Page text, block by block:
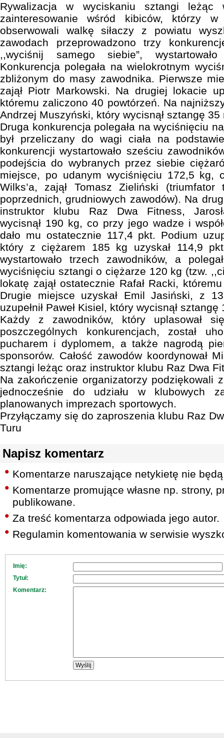
Rywalizacja w wyciskaniu sztangi leżąc
zainteresowanie wśród kibiców, którzy
obserwowali walkę siłaczy z powiatu
zawodach przeprowadzono trzy
,,wyciśnij samego siebie”,
Konkurencja polegała na wielokrotnym
zbliżonym do masy zawodnika. Pierwsze
zajął Piotr Markowski. Na drugiej lokacie
któremu zaliczono 40 powtórzeń. Na
Andrzej Muszyński, który wycisnął sztangę 35
Druga konkurencja polegała na wyciśnięciu
był przeliczany do wagi ciała na
konkurencji wystartowało sześciu
podejścia do wybranych przez siebie
miejsce, po udanym wyciśnięciu 172,5 kg,
Wilks’a, zajął Tomasz Zieliński
poprzednich, grudniowych zawodów). Na
instruktor klubu Raz Dwa Fitness,
wycisnął 190 kg, co przy jego wadze i
dało mu ostatecznie 117,4 pkt. Podium
który z ciężarem 185 kg uzyskał 114,9
wystartowało trzech zawodników, a
wyciśnięciu sztangi o ciężarze 120 kg (tzw.
lokatę zajął ostatecznie Rafał Racki,
Drugie miejsce uzyskał Emil Jasiński, z
uzupełnił Paweł Kisiel, który wycisnął sztangę
Każdy z zawodników, który uplasował
poszczególnych konkurencjach, został
pucharem i dyplomem, a także nagrodą
sponsorów. Całość zawodów koordynował
sztangi leżąc oraz instruktor klubu Raz Dwa
Na zakończenie organizatorzy podziękowali
jednocześnie do udziału w klubowych
planowanych imprezach sportowych.
Przyłączamy się do zaproszenia klubu Raz
Turu
Napisz komentarz
Komentarze naruszające netykietę nie
Komentarze promujące własne np. strony,
publikowane.
Za treść komentarza odpowiada jego autor.
Regulamin komentowania w serwisie
Imię:
Tytuł:
Komentarz: